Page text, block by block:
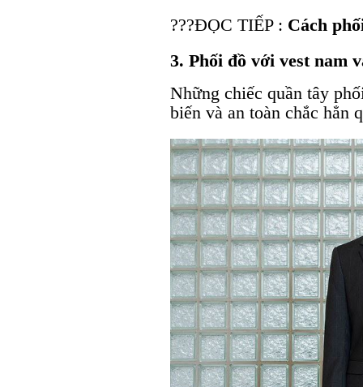
?️?️?️ĐỌC TIẾP : Cách
3. Phối đồ với vest nam
Những chiếc quần tây
biến và an toàn chắc hẳn